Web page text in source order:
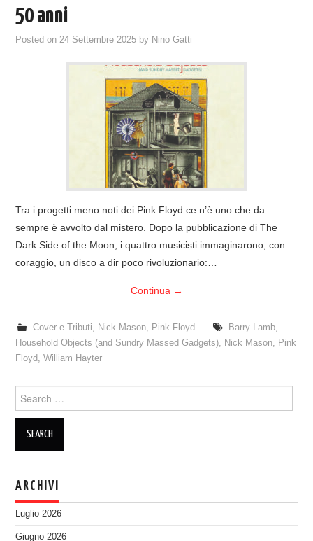
50 anni
Posted on24 Settembre 2025 by Nino Gatti
Tra i progetti meno noti dei Pink Floyd ce n’è uno che da
sempre è avvolto dal mistero. Dopo la pubblicazione di The
Dark Side of the Moon, i quattro musicisti immaginarono, con
coraggio, un disco a dir poco rivoluzionario:…
Continua →
Cover e Tributi, Nick Mason, Pink Floyd Barry Lamb,
Household Objects (and Sundry Massed Gadgets), Nick Mason, Pink
Floyd,William Hayter
for:
ARCHIVI
Luglio 2026
Giugno 2026